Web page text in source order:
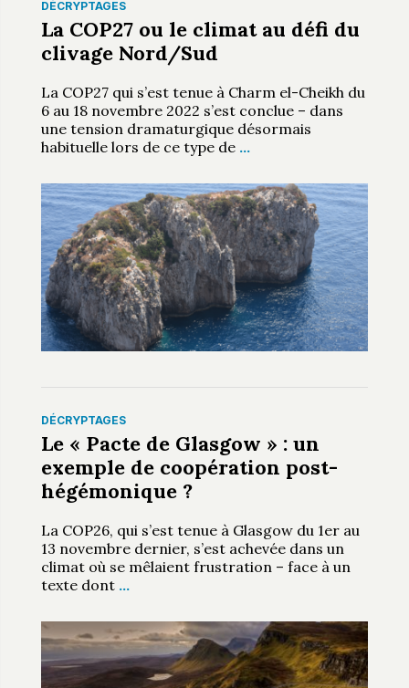
DÉCRYPTAGES
La COP27 ou le climat au défi du
clivage Nord/Sud
La COP27 qui s’est tenue à Charm el-Cheikh du
6 au 18 novembre 2022 s’est conclue – dans
une tension dramaturgique désormais
habituelle lors de ce type de …
DÉCRYPTAGES
Le « Pacte de Glasgow » : un
exemple de coopération post-
hégémonique ?
La COP26, qui s’est tenue à Glasgow du 1er au
13 novembre dernier, s’est achevée dans un
climat où se mêlaient frustration – face à un
texte dont …